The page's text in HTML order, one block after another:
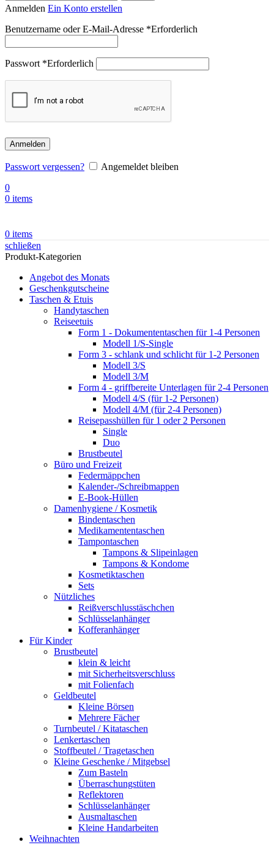
Anmelden Ein Konto erstellen
Benutzername oder E-Mail-Adresse *Erforderlich
Passwort *Erforderlich
Anmelden
Passwort vergessen?
Angemeldet bleiben
0
0 items
0 items
schließen
Produkt-Kategorien
Angebot des Monats
Geschenkgutscheine
Taschen & Etuis
Handytaschen
Reiseetuis
Form 1 - Dokumententaschen für 1-4 Personen
Modell 1/S-Single
Form 3 - schlank und schlicht für 1-2 Personen
Modell 3/S
Modell 3/M
Form 4 - griffbereite Unterlagen für 2-4 Personen
Modell 4/S (für 1-2 Personen)
Modell 4/M (für 2-4 Personen)
Reisepasshüllen für 1 oder 2 Personen
Single
Duo
Brustbeutel
Büro und Freizeit
Federmäppchen
Kalender-/Schreibmappen
E-Book-Hüllen
Damenhygiene / Kosmetik
Bindentaschen
Medikamententaschen
Tampontaschen
Tampons & Slipeinlagen
Tampons & Kondome
Kosmetiktaschen
Sets
Nützliches
Reißverschlusstäschchen
Schlüsselanhänger
Kofferanhänger
Für Kinder
Brustbeutel
klein & leicht
mit Sicherheitsverschluss
mit Folienfach
Geldbeutel
Kleine Börsen
Mehrere Fächer
Turnbeutel / Kitataschen
Lenkertaschen
Stoffbeutel / Tragetaschen
Kleine Geschenke / Mitgebsel
Zum Basteln
Überraschungstüten
Reflektoren
Schlüsselanhänger
Ausmaltaschen
Kleine Handarbeiten
Weihnachten